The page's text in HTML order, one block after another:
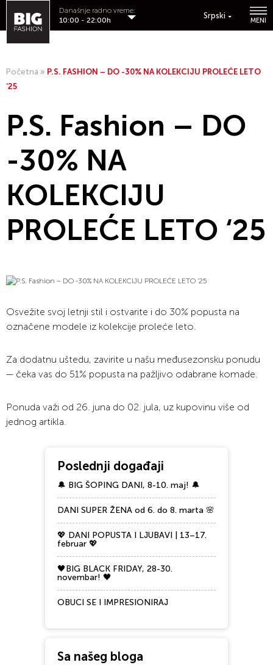
Srpski
MENI
Današnje radno vreme:
10:00 - 22:00h
Početna » P.S. FASHION – DO -30% NA KOLEKCIJU PROLEĆE LETO
‘25
P.S. Fashion – DO
-30% NA
KOLEKCIJU
PROLEĆE LETO ‘25
Osvežite svoj letnji stil i ostvarite i do 30% popusta na
označene modele iz kolekcije proleće leto.
Za dodatnu uštedu, zavirite u našu međusezonsku ponudu
— čeka vas do 51% popusta na pažljivo odabrane komade.
Ponuda važi od 26. juna do 02. jula, uz kupovinu više od
jednog artikla.
Poslednji događaji
🔔 BIG ŠOPING DANI, 8-10. maj! 🔔
DANI SUPER ŽENA od 6. do 8. marta 🌸
💖 DANI POPUSTA I LJUBAVI | 13–17.
februar 💖
🖤BIG BLACK FRIDAY, 28-30.
novembar! 🖤
OBUCI SE I IMPRESIONIRAJ
Sa našeg bloga